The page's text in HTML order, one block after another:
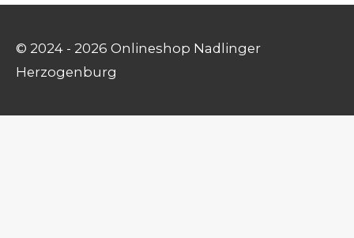
© 2024 - 2026 Onlineshop Nadlinger
Herzogenburg